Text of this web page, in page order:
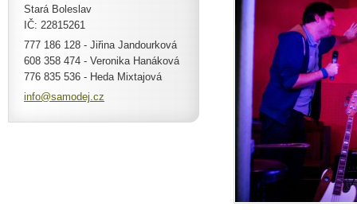
Stará Boleslav
IČ: 22815261
777 186 128 - Jiřina Jandourková
608 358 474 - Veronika Hanáková
776 835 536 - Heda Mixtajová
info@samodej.cz